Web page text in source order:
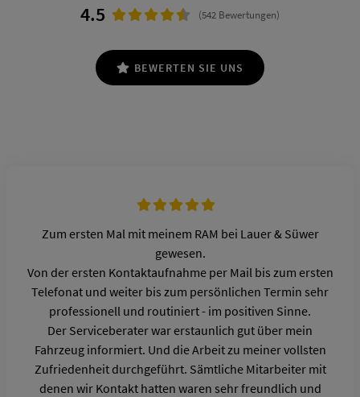
4.5 (542 Bewertungen)
BEWERTEN SIE UNS
Zum ersten Mal mit meinem RAM bei Lauer & Süwer
gewesen.
Von der ersten Kontaktaufnahme per Mail bis zum ersten
Telefonat und weiter bis zum persönlichen Termin sehr
professionell und routiniert - im positiven Sinne.
Der Serviceberater war erstaunlich gut über mein
Fahrzeug informiert. Und die Arbeit zu meiner vollsten
Zufriedenheit durchgeführt. Sämtliche Mitarbeiter mit
denen wir Kontakt hatten waren sehr freundlich und